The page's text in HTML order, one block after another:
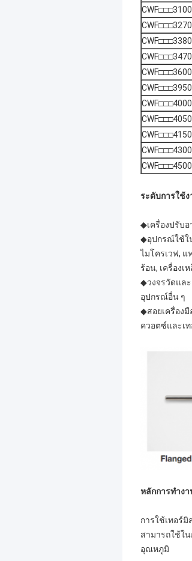
CWF□□□3100
CWF□□□3270
CWF□□□3380
CWF□□□3470
CWF□□□3600
CWF□□□3950
CWF□□□4000
CWF□□□4050
CWF□□□4150
CWF□□□4300
CWF□□□4500
ระดับการใช้
◆เครื่องปรับ
◆อุปกรณ์ใช้ใน
ไมโครเวฟ, แ
ร้อน, เครื่องเ
◆วงจรวัดแล
อุปกรณ์อื่น ๆ
◆สอยเครื่อง
ควอตซ์และเ
หลักการทําง
การใช้เทอร์
สามารถใช้ใ
อุณหภูมิ